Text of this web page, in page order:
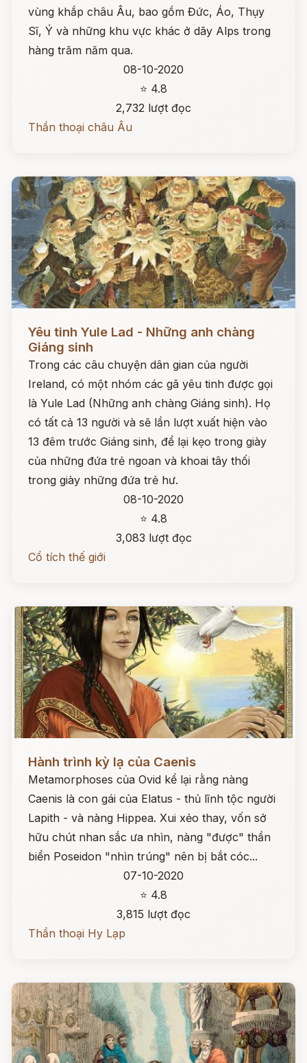
vùng khắp châu Âu, bao gồm Đức, Áo, Thụy
Sĩ, Ý và những khu vực khác ở dãy Alps trong
hàng trăm năm qua.
08-10-2020
⭐ 4.8
2,732 lượt đọc
Thần thoại châu Âu
Yêu tinh Yule Lad - Những anh chàng
Giáng sinh
Trong các câu chuyện dân gian của người
Ireland, có một nhóm các gã yêu tinh được gọi
là Yule Lad (Những anh chàng Giáng sinh). Họ
có tất cả 13 người và sẽ lần lượt xuất hiện vào
13 đêm trước Giáng sinh, để lại kẹo trong giày
của những đứa trẻ ngoan và khoai tây thối
trong giày những đứa trẻ hư.
08-10-2020
⭐ 4.8
3,083 lượt đọc
Cổ tích thế giới
Hành trình kỳ lạ của Caenis
Metamorphoses của Ovid kể lại rằng nàng
Caenis là con gái của Elatus - thủ lĩnh tộc người
Lapith - và nàng Hippea. Xui xẻo thay, vốn sở
hữu chút nhan sắc ưa nhìn, nàng "được" thần
biển Poseidon "nhìn trúng" nên bị bắt cóc...
07-10-2020
⭐ 4.8
3,815 lượt đọc
Thần thoại Hy Lạp